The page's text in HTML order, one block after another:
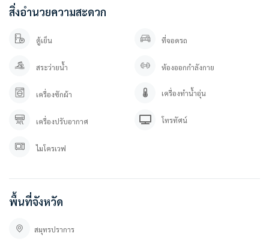
คุณปลา 0 6 1- 0 1 9 6 3 7 6
Line OA. : https://lin.ee/YfpvBtC (@besthome)
TIKTOK : www.tiktok.com/@besthome_condo
เอ สเปซ เมกา 1
#BESTHOMECONDO
สิ่งอำนวยความสะดวก
ตู้เย็น ที่จอดรถ
สระว่ายน้ำ ห้องออกกำลังกาย
เครื่องซักผ้า เครื่องทำน้ำอุ่น
เครื่องปรับอากาศ โทรทัศน์
ไมโครเวฟ
พื้นที่จังหวัด
สมุทรปราการ